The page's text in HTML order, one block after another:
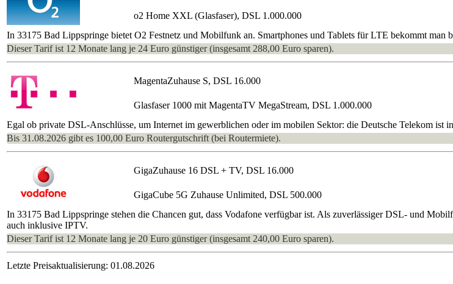
o2 Home XXL (Glasfaser), DSL 1.000.000
In 33175 Bad Lippspringe bietet O2 Festnetz und Mobilfunk an. Smartphones und Tablets für LTE bekommt man
Dieser Tarif ist 12 Monate lang je 24 Euro günstiger (insgesamt 288,00 Euro sparen).
MagentaZuhause S, DSL 16.000
Glasfaser 1000 mit MagentaTV MegaStream, DSL 1.000.000
Egal ob private DSL-Anschlüsse, um Internet im gewerblichen oder im mobilen Sektor: die Deutsche Telekom ist
Bis 31.08.2026 gibt es 100,00 Euro Routergutschrift (bei Routermiete).
GigaZuhause 16 DSL + TV, DSL 16.000
GigaCube 5G Zuhause Unlimited, DSL 500.000
In 33175 Bad Lippspringe stehen die Chancen gut, dass Vodafone verfügbar ist. Als zuverlässiger DSL- und
auch inklusive IPTV.
Dieser Tarif ist 12 Monate lang je 20 Euro günstiger (insgesamt 240,00 Euro sparen).
Letzte Preisaktualisierung: 01.08.2026